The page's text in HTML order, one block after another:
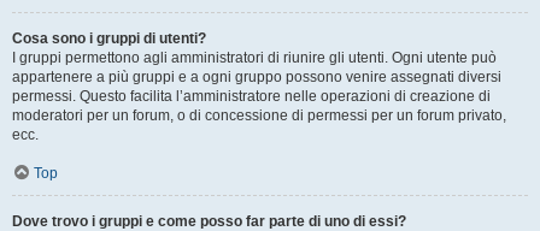
Cosa sono i gruppi di utenti?
I gruppi permettono agli amministratori di riunire gli utenti. Ogni utente può
appartenere a più gruppi e a ogni gruppo possono venire assegnati diversi
permessi. Questo facilita l’amministratore nelle operazioni di creazione di
moderatori per un forum, o di concessione di permessi per un forum privato,
ecc.
Top
Dove trovo i gruppi e come posso far parte di uno di essi?